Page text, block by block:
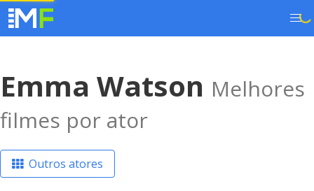
Emma Watson Melhores
filmes por ator
Outros atores